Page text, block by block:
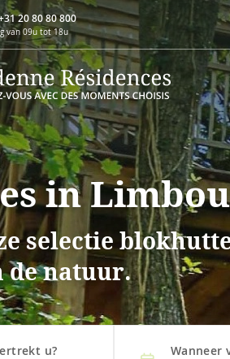
20 80 80 800
van 09u tot 18u
in
selectie
de natuur.
u? Wanneer